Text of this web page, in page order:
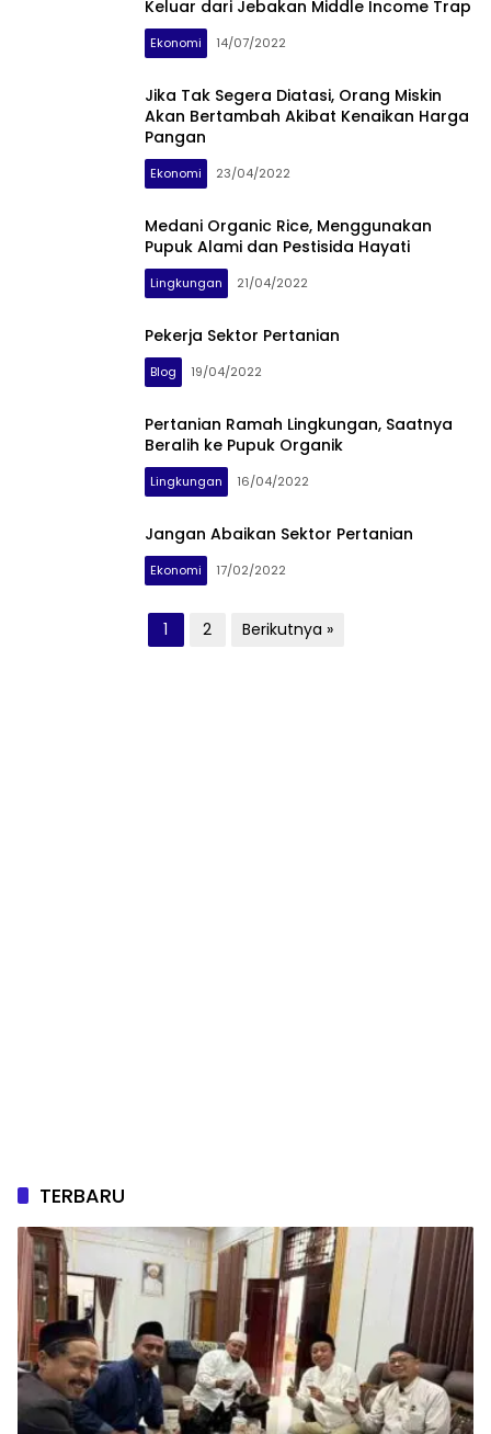
Keluar dari Jebakan Middle Income Trap
Ekonomi 14/07/2022
Jika Tak Segera Diatasi, Orang Miskin
Akan Bertambah Akibat Kenaikan Harga
Pangan
Ekonomi 23/04/2022
Medani Organic Rice, Menggunakan
Pupuk Alami dan Pestisida Hayati
Lingkungan 21/04/2022
Pekerja Sektor Pertanian
Blog 19/04/2022
Pertanian Ramah Lingkungan, Saatnya
Beralih ke Pupuk Organik
Lingkungan 16/04/2022
Jangan Abaikan Sektor Pertanian
Ekonomi 17/02/2022
1 2 Berikutnya »
TERBARU